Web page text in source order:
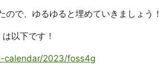
ので、ゆるゆると埋めていきましょう！
以下です！
2023/foss4g